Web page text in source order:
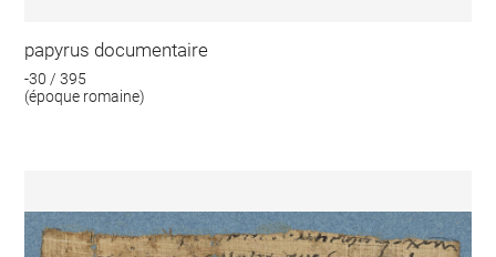
papyrus documentaire
-30 / 395
(époque romaine)